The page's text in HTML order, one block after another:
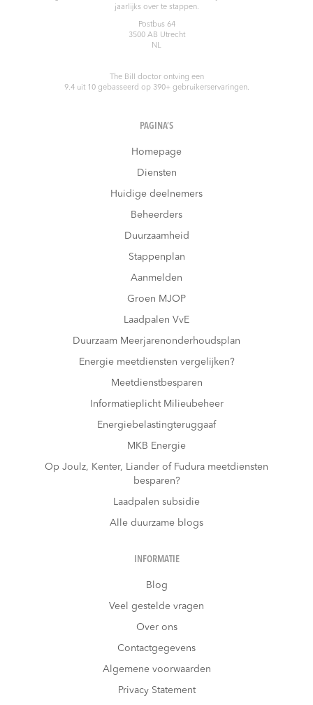
jaarlijks over te stappen.
Postbus 64
3500 AB Utrecht
NL
The Bill doctorontving een
9.4uit 10gebasseerd op 390+ gebruikerservaringen.
PAGINA’S
Homepage
Diensten
Huidige deelnemers
Beheerders
Duurzaamheid
Stappenplan
Aanmelden
Groen MJOP
Laadpalen VvE
Duurzaam Meerjarenonderhoudsplan
Energie meetdiensten vergelijken?
Meetdienstbesparen
Informatieplicht Milieubeheer
Energiebelastingteruggaaf
MKB Energie
Op Joulz, Kenter, Liander of Fudura meetdiensten
besparen?
Laadpalen subsidie
Alle duurzame blogs
INFORMATIE
Blog
Veel gestelde vragen
Over ons
Contactgegevens
Algemene voorwaarden
Privacy Statement